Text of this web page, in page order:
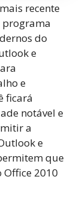
recente
programa
do
e
e
ficará
notável e
a
e
que
Office 2010